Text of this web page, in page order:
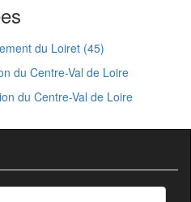
du Loiret (45)
du Centre-Val de Loire
du Centre-Val de Loire